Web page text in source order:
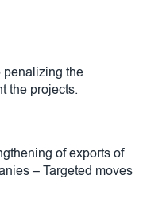
penalizing the
the projects.
of exports of
– Targeted moves